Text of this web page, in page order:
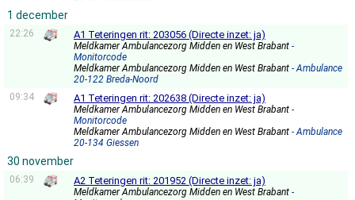
1 december
22:26 A1 Teteringen rit: 203056 (Directe inzet: ja)
Meldkamer Ambulancezorg Midden en West Brabant -
Monitorcode
Meldkamer Ambulancezorg Midden en West Brabant - Ambulance
20-122 Breda-Noord
09:34
A1 Teteringen rit: 202638 (Directe inzet: ja)
Meldkamer Ambulancezorg Midden en West Brabant -
Monitorcode
Meldkamer Ambulancezorg Midden en West Brabant - Ambulance
20-134 Giessen
30 november
06:39 A2 Teteringen rit: 201952 (Directe inzet: ja)
Meldkamer Ambulancezorg Midden en West Brabant -